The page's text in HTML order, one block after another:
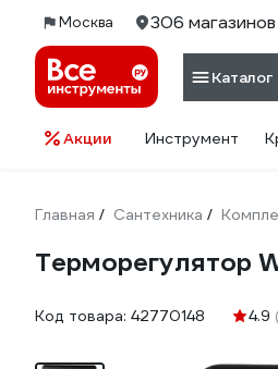
Москва 306 магазинов
Каталог
Акции Инструмент
Главная / Сантехника /
Терморегулятор
Код товара: 42770148 4.9